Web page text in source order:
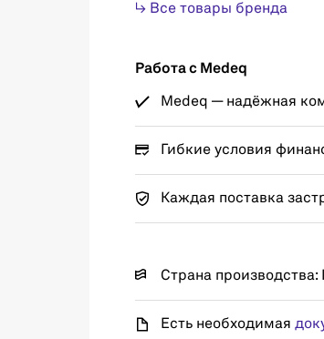
↳ Все товары бренда
Работа с Medeq
Medeq — надёжная
Гибкие условия
Каждая поставка
Страна
Есть необходимая